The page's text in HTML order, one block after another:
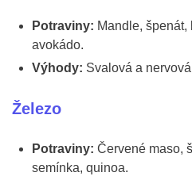
Potraviny: Mandle, špenát,
avokádo.
Výhody: Svalová a
Železo
Potraviny: Červené maso,
semínka, quinoa.